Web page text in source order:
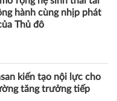
hành cùng nhịp phát
Thủ đô
kiến tạo nội lực cho
tăng trưởng tiếp